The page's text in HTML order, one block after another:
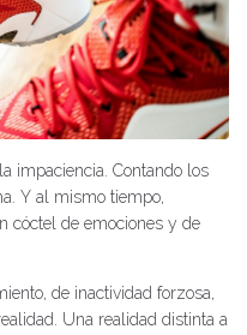
impaciencia. Contando los
Y al mismo tiempo,
cóctel de emociones y de
de inactividad forzosa,
Una realidad distinta a